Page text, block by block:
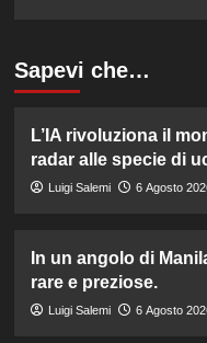
Sapevi che…
L’IA rivoluziona il
radar alle specie di
Luigi Salemi 6 Agosto
In un angolo di
rare e preziose.
Luigi Salemi 6 Agosto